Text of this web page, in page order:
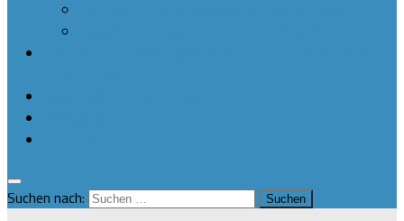
Suchen nach: